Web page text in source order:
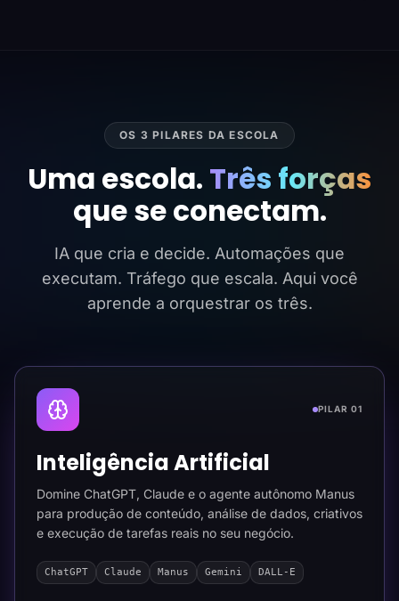
OS 3 PILARES DA ESCOLA
Uma escola. Três forças
que se conectam.
IA que cria e decide. Automações que
executam. Tráfego que escala. Aqui você
aprende a orquestrar os três.
PILAR 01
Inteligência Artificial
Domine ChatGPT, Claude e o agente autônomo Manus
para produção de conteúdo, análise de dados, criativos
e execução de tarefas reais no seu negócio.
ChatGPT Claude Manus Gemini DALL-E